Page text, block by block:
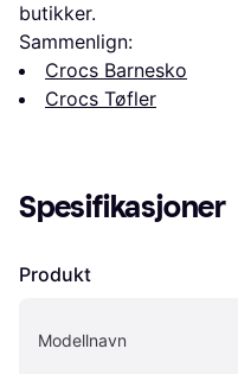
butikker.
Sammenlign:
Crocs Barnesko
Crocs Tøfler
Spesifikasjoner
Produkt
Modellnavn